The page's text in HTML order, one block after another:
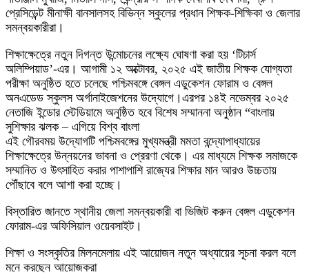
প্রেসিডেন্ট মীনাক্ষী বানসালসহ বিভিন্ন স্কুলের প্রধান শিক্ষক-শিক্ষিকা ও জেলার
সমন্বয়কারীরা।
শিক্ষাক্ষেত্রে নতুন দিগন্ত উন্মোচনের লক্ষ্যে ঘোষণা করা হয় ‘টিচার্স
অলিম্পিয়াড’-এর। আগামী ১২ অক্টোবর, ২০২৫ এই জাতীয় শিক্ষক যোগ্যতা
পরীক্ষা অনুষ্ঠিত হতে চলেছে পশ্চিমবঙ্গে বেঙ্গল এডুকেশন ফোরাম ও বেঙ্গল
অনএডেড স্কুলস অর্গানাইজেশনের উদ্যোগে।এরপর ১৪ই নভেম্বর ২০২৫
নেতাজি ইন্ডোর স্টেডিয়ামে অনুষ্ঠিত হবে বিশেষ সম্মাননা অনুষ্ঠান “বাংলায়
সুশিক্ষার ঝলক – এগিয়ে বিশ্ব বাংলা
এই গৌরবময় উদ্যোগটি পশ্চিমবঙ্গের মুখ্যমন্ত্রী মমতা বন্দ্যোপাধ্যায়ের
শিক্ষাক্ষেত্রে উন্নয়নের ভাবনা ও প্রেরণা থেকে। এর মাধ্যমে শিক্ষক সমাজকে
সম্মানিত ও উৎসাহিত করার পাশাপাশি রাজ্যের শিক্ষার মান আরও উচ্চতায়
পৌঁছাবে বলে আশা করা হচ্ছে।
বিস্তারিত জানতে স্থানীয় জেলা সমন্বয়কারী বা ভিজিট করুন বেঙ্গল এডুকেশন
ফোরাম-এর অফিসিয়াল ওয়েবসাইট।
শিক্ষা ও সংস্কৃতির মিলনমেলায় এই আয়োজন নতুন অধ্যায়ের সূচনা করল বলে
মনে করছেন আয়োজকরা